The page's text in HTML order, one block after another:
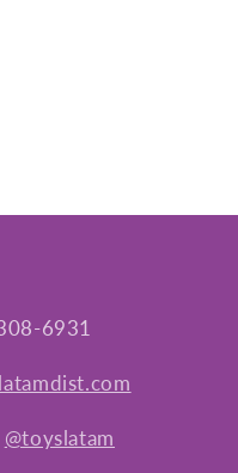
6931
@toyslatam